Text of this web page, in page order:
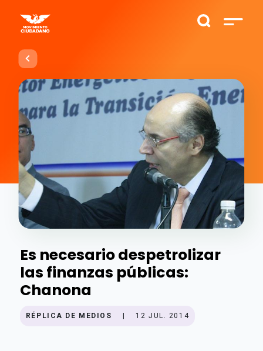
Es necesario despetrolizar
las finanzas públicas:
Chanona
RÉPLICA DE MEDIOS 12 JUL. 2014